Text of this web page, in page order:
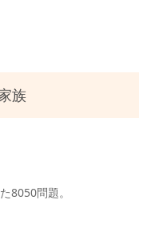
族
8050問題。